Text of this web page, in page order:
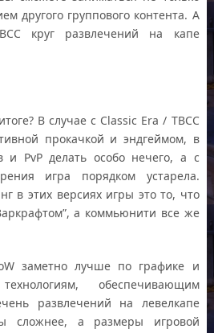
другого группового контента. А
круг развлечений на капе
В случае с Classic Era / TBCC
прокачкой и эндгеймом, в
и PvP делать особо нечего, а с
игра порядком устарела.
в этих версиях игры это то, что
а коммьюнити все же
заметно лучше по графике и
обеспечивающим
развлечений на левелкапе
сложнее, а размеры игровой